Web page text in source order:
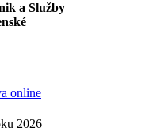
a Služby
2026